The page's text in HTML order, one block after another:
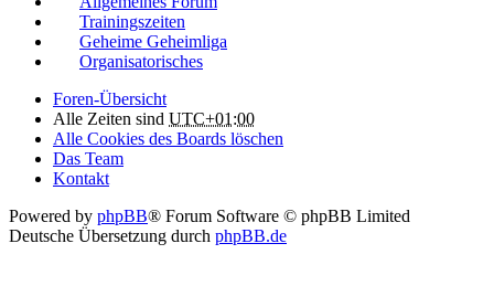
Trainingszeiten
Geheime Geheimliga
Organisatorisches
Foren-Übersicht
Alle Zeiten sind UTC+01:00
Alle Cookies des Boards löschen
Das Team
Kontakt
Powered by phpBB® Forum Software © phpBB Limited
Deutsche Übersetzung durch phpBB.de